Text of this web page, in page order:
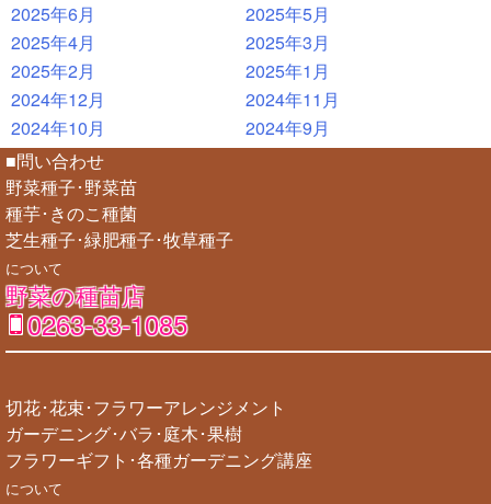
2025年6月
2025年5月
2025年4月
2025年3月
2025年2月
2025年1月
2024年12月
2024年11月
2024年10月
2024年9月
■問い合わせ
野菜種子･野菜苗
種芋･きのこ種菌
芝生種子･緑肥種子･牧草種子
について
野菜の種苗店
0263-33-1085
切花･花束･フラワーアレンジメント
ガーデニング･バラ･庭木･果樹
フラワーギフト･各種ガーデニング講座
について